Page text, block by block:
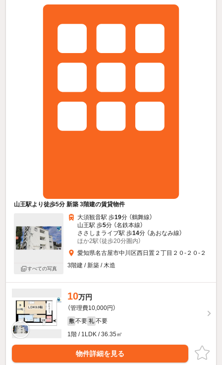
山王駅より徒歩5分 新築 3階建の賃貸物件
すべての写真
大須観音駅 歩19分 （鶴舞線）
山王駅 歩5分 （名鉄本線）
ささしまライブ駅 歩14分 （あおなみ線）
ほか2駅（徒歩20分圏内）
愛知県名古屋市中川区西日置２丁目２０-２０-２
3階建 / 新築 / 木造
10万円
（管理費10,000円）
敷 不要 礼 不要
1階 / 1LDK / 36.35㎡
物件詳細を見る